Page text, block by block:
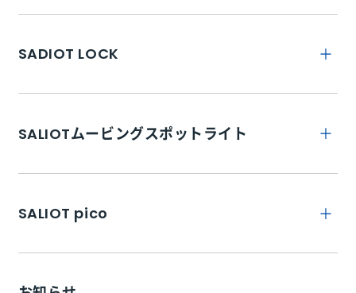
SADIOT LOCK
SADIOT LOCKとは
SADIOT LOCK Hub
SADIOT LOCK Key
SADIOT LOCK Hub2M
SALIOTムービングスポットライト
商品詳細
SALIOT pico